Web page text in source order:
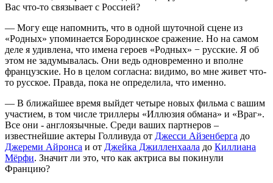
Вас что-то связывает с Россией?
— Могу еще напомнить, что в одной шуточной сцене из
«Родных» упоминается Бородинское сражение. Но на самом
деле я удивлена, что имена героев «Родных» − русские. Я об
этом не задумывалась. Они ведь одновременно и вполне
французские. Но в целом согласна: видимо, во мне живет что-
то русское. Правда, пока не определила, что именно.
— В ближайшее время выйдет четыре новых фильма с вашим
участием, в том числе триллеры «Иллюзия обмана» и «Враг».
Все они - англоязычные. Среди ваших партнеров –
известнейшие актеры Голливуда от Джесси Айзенберга до
Джереми Айронса и от Джейка Джилленхаала до Киллиана
Мёрфи. Значит ли это, что как актриса вы покинули
Францию?